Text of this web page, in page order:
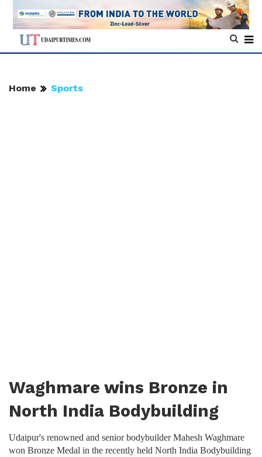
Home Sports
Waghmare wins Bronze in
North India Bodybuilding
Udaipur's renowned and senior bodybuilder Mahesh Waghmare
won Bronze Medal in the recently held North India Bodybuilding